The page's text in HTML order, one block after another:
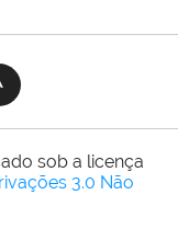
sob a licença
3.0 Não